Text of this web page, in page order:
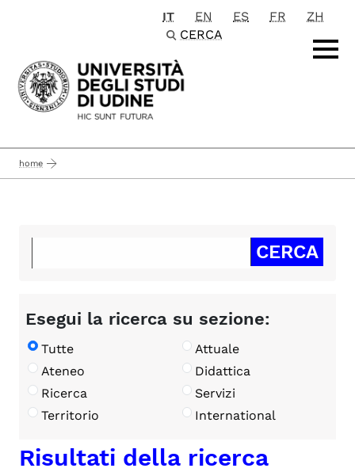
Passa al contenuto principale
IT EN ES FR
ZH
CERCA
home
Esegui la ricerca su sezione:
Tutte
Attuale
Ateneo
Didattica
Ricerca
Servizi
Territorio
International
Risultati della ricerca